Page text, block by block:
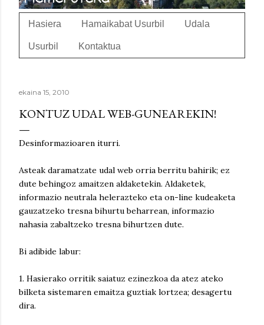
Hasiera Hamaikabat Usurbil Udala
Usurbil Kontaktua
ekaina 15, 2010
KONTUZ UDAL WEB-GUNEAREKIN!
Desinformazioaren iturri.
Asteak daramatzate udal web orria berritu bahirik; ez
dute behingoz amaitzen aldaketekin. Aldaketek,
informazio neutrala helerazteko eta on-line kudeaketa
gauzatzeko tresna bihurtu beharrean, informazio
nahasia zabaltzeko tresna bihurtzen dute.
Bi adibide labur:
1. Hasierako orritik saiatuz ezinezkoa da atez ateko
bilketa sistemaren emaitza guztiak lortzea; desagertu
dira.